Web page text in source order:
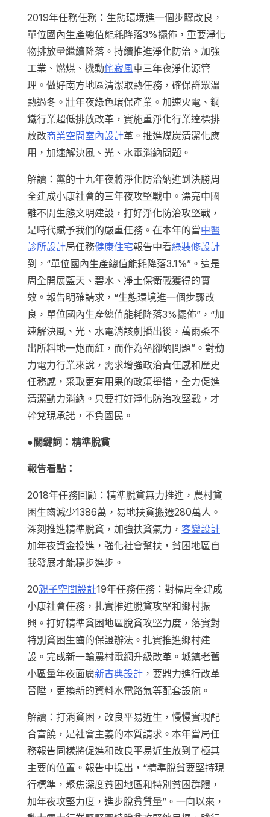
2019年任務任務：生態環境進一個步驟改良，
單位國內生產總值能耗降落3%擺佈，重要淨化
物排放量繼續降落。持續推進淨化防治。加強
工業、燃煤、機動侘寂風車三年夜淨化源管
理。做好南方地區清潔取熱任務，確保群眾溫
熱過冬。壯年夜綠色環保產業。加速火電、鋼
鐵行業超低排放改革，實施重淨化行業達標排
放改商業空間室內設計革。推進煤炭清潔化應
用，加速解決風、光、水電消納問題。
解讀：黨的十九年夜將淨化防治納進到決勝周
全建成小康社會的三年夜攻堅戰中。漂亮中國
離不開生態文明建設，打好淨化防治攻堅戰，
是時代賦予我們的嚴重任務。在本年的當中醫
診所設計局任務健康住宅報告中看綠裝修設計
到，“單位國內生產總值能耗降落3.1%”。這是
周全開展藍天、碧水、凈土保衛戰獲得的實
效。報告明確請求，“生態環境進一個步驟改
良，單位國內生產總值能耗降落3%擺佈”，“加
速解決風、光、水電消該劇播出後，萬雨柔不
出所料地一炮而紅，而作為墊腳納問題”。對動
力電力行業來說，需求增強政治責任感和歷史
任務感，采取更有用果的政策舉措，全力促進
清潔動力消納。只要打好淨化防治攻堅戰，才
幹兌現承諾，不負國民。
●關鍵詞：精準脫貧
報告看點：
2018年任務回顧：精準脫貧無力推進，農村貧
困生齒減少1386萬，易地扶貧搬遷280萬人。
深刻推進精準脫貧，加強扶貧氣力， 客變設計
加年夜資金投進，強化社會幫扶，貧困地區自
我發展才能穩步進步。
20親子空間設計19年任務任務：對標周全建成
小康社會任務，扎實推進脫貧攻堅和鄉村振
興。打好精準貧困地區脫貧攻堅力度，落實對
特別貧困生齒的保證辦法。扎實推進鄉村建
設。完成新一輪農村電網升級改革。城鎮老舊
小區量年夜面廣新古典設計 ，要鼎力進行改革
晉陞，更換新的資料水電路氣等配套設施。
解讀：打消貧困，改良平易近生，慢慢實現配
合富饒，是社會主義的本質請求。本年當局任
務報告同樣將促進和改良平易近生放到了極其
主要的位置。報告中提出，“精準脫貧要堅持現
行標準，聚焦深度貧困地區和特別貧困群體，
加年夜攻堅力度，進步脫貧質量”。一向以來，